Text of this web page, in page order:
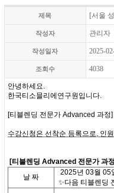
제목 [서울
작성자 관리자
작성일자 2025-
조회수 4038
안녕하세요.
한국티소믈리에연구원입니다.
[티블렌딩 전문가 Advanced 과정
수강신청은 선착순 등록으로, 인
[티블렌딩 Advanced 전문가 과
날 짜
2025년 03월 05
✨다음 티블렌딩